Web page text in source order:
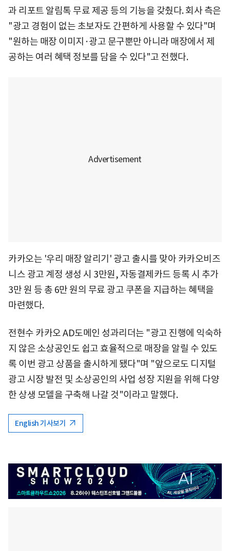
과 리포트 알림톡 무료 제공 등의 기능을 갖췄다. 회사 측은
"광고 경험이 없는 초보자도 간편하게 사용할 수 있다"며
"원하는 매장 이미지·광고 문구뿐만 아니라 매장에서 제
공하는 여러 혜택 정보를 담을 수 있다"고 전했다.
카카오는 '우리 매장 알리기' 광고 출시를 맞아 카카오비즈
니스 광고 계정 생성 시 3만원, 자동결제카드 등록 시 추가
3만 원 등 총 6만 원의 무료 광고 쿠폰을 지급하는 혜택을
마련했다.
전현수 카카오 AD도메인 성과리더는 "광고 진행에 익숙하
지 않은 소상공인도 쉽고 효율적으로 매장을 알릴 수 있도
록 이번 광고 상품을 출시하게 됐다"며 "앞으로도 디지털
광고 시장 발전 및 소상공인의 사업 성장 지원을 위해 다양
한 상생 모델을 구축해 나갈 것"이라고 말했다.
English 기사보기